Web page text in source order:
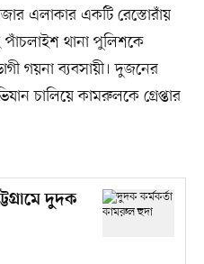
এলাকার একটি রেস্তোরাঁয়
থানা পুলিশকে
গয়না ব্যবসায়ী। দুজনের
চালিয়ে কামরুলকে গ্রেপ্তার
দুদক